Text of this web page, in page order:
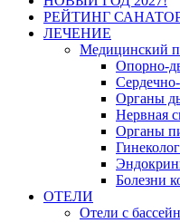
РЕЙТИНГ
ЛЕЧЕНИЕ
Медицинский
Опорно-
Сердечно-
Органы
Нервная
Органы
Болезни
ОТЕЛИ
Отели с